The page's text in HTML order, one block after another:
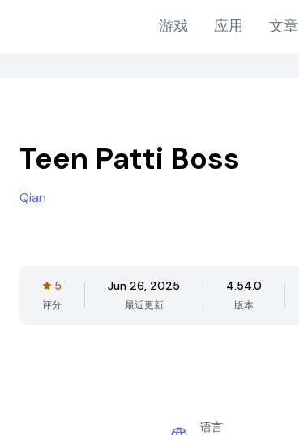
游戏 应用 文章
Teen Patti Boss
Qian
5
评分
Jun 26, 2025
最近更新
4.54.0
版本
语言